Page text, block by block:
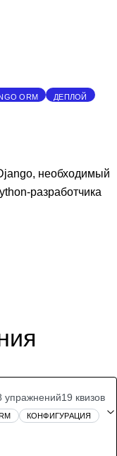
ORM ДЕПЛОЙ
необходимый
разработчика
упражнений19 квизов
КОНФИГУРАЦИЯ